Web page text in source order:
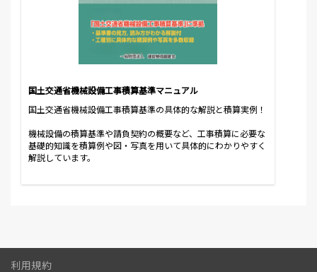
国土交通省機械設備工事積算基準マニュアル
国土交通省機械設備工事積算基準の具体的な解説と積算実例！
機械設備の積算基準や請負契約の概要など、工事積算に必要な
基礎的知識を積算例や図・写真を用いて具体的にわかりやすく
解説しています。
利用規約